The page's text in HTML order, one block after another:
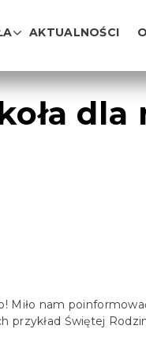
AKTUALNOŚCI
Miło nam
przykład Świętej